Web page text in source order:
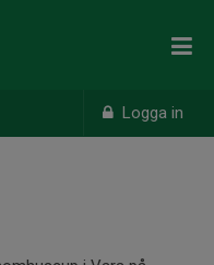
Logga in